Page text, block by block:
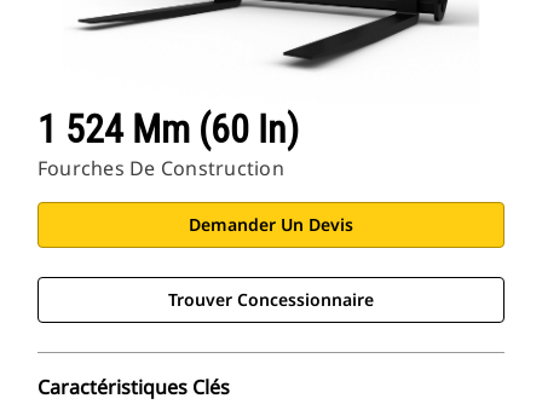
1 524 Mm (60 In)
Fourches De Construction
Demander Un Devis
Trouver Concessionnaire
Caractéristiques Clés